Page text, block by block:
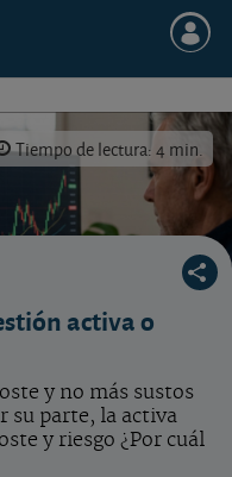
Tiempo de lectura: 4 min.
activa o
y no más sustos
su parte, la activa
y riesgo ¿Por cuál